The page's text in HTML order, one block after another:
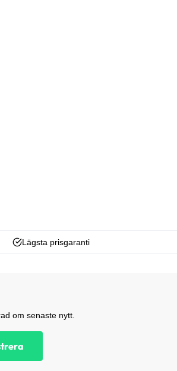
Lägsta prisgaranti
om senaste nytt.